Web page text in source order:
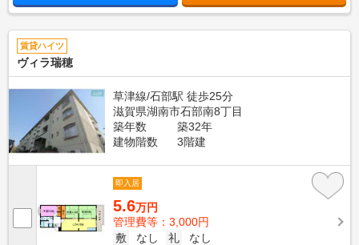
賃貸ハイツ
ヴィラ瑞穂
草津線/石部駅 徒歩25分
滋賀県湖南市石部南8丁目
築年数
築32年
建物階数
3階建
即入居
5.6万円
管理費等：3,000円
敷
なし 礼
なし